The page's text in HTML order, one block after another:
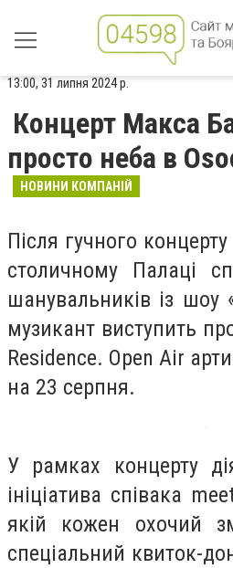
13:00, 31 липня 2024 р.
Концерт Макса
просто неба в
НОВИНИ КОМПАНІЙ
Після гучного
столичному Палаці
шанувальників із шоу
музикант виступить
Residence. Open Air
на 23 серпня.
У рамках концерту
ініціатива співака
якій кожен охочий
спеціальний квиток-